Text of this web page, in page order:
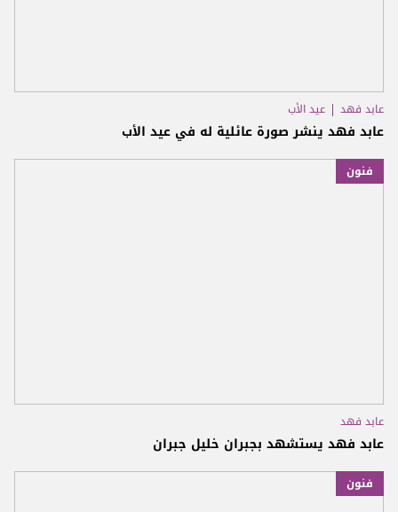
عابد فهد عيد الأب
عابد فهد ينشر صورة عائلية له في عيد الأب
فنون
عابد فهد
عابد فهد يستشهد بجبران خليل جبران
فنون